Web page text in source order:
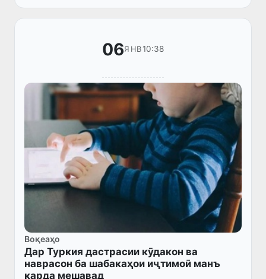
4-уми Гурӯҳи муштараки банақшагирии...
06ЯНВ10:38
Воқеаҳо
Дар Туркия дастрасии кӯдакон ва
наврасон ба шабакаҳои иҷтимоӣ манъ
карда мешавад